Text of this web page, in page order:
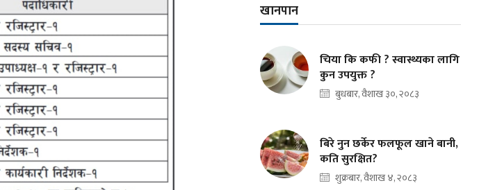
खानपान
चिया कि कफी ? स्वास्थ्यका लागि
कुन उपयुक्त ?
बुधबार, वैशाख ३०, २०८३
बिरे नुन छर्केर फलफूल खाने बानी,
कति सुरक्षित?
शुक्रबार, वैशाख ४, २०८३